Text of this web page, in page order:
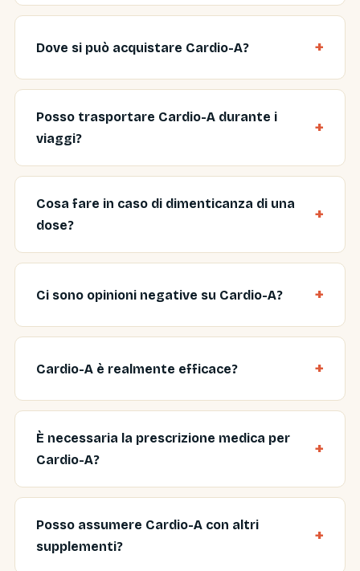
Dove si può acquistare Cardio-A?
Posso trasportare Cardio-A durante i
viaggi?
Cosa fare in caso di dimenticanza di una
dose?
Ci sono opinioni negative su Cardio-A?
Cardio-A è realmente efficace?
È necessaria la prescrizione medica per
Cardio-A?
Posso assumere Cardio-A con altri
supplementi?